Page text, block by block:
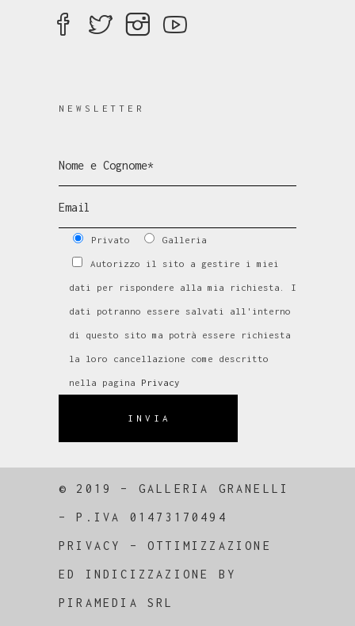
NEWSLETTER
Privato Galleria
Autorizzo il sito a gestire i miei
dati per rispondere alla mia richiesta. I
dati potranno essere salvati all'interno
di questo sito ma potrà essere richiesta
la loro cancellazione come descritto
nella pagina Privacy
INVIA
© 2019 – GALLERIA GRANELLI
–P.IVA 01473170494
PRIVACY –OTTIMIZZAZIONE
ED INDICIZZAZIONE BY
PIRAMEDIA SRL